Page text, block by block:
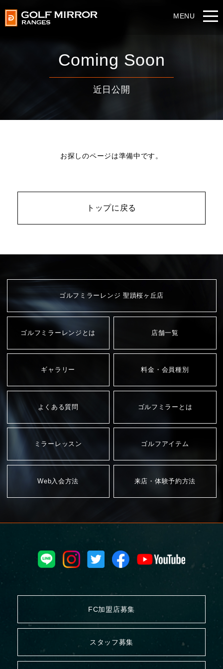
Coming Soon
近日公開
お探しのページは準備中です。
トップに戻る
ゴルフミラーレンジ 聖蹟桜ヶ丘店
ゴルフミラーレンジとは 店舗一覧
ギャラリー 料金・会員種別
よくある質問 ゴルフミラーとは
ミラーレッスン ゴルフアイテム
Web入会方法 来店・体験予約方法
FC加盟店募集
スタッフ募集